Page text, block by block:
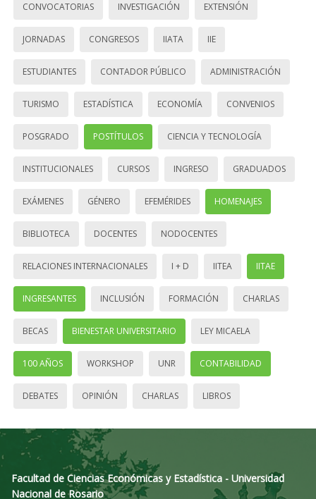
CONVOCATORIAS INVESTIGACIÓN EXTENSIÓN
JORNADAS CONGRESOS IIATA IIE
ESTUDIANTES CONTADOR PÚBLICO ADMINISTRACIÓN
TURISMO ESTADÍSTICA ECONOMÍA CONVENIOS
POSGRADO POSTÍTULOS CIENCIA Y TECNOLOGÍA
INSTITUCIONALES CURSOS INGRESO GRADUADOS
EXÁMENES GÉNERO EFEMÉRIDES HOMENAJES
BIBLIOTECA DOCENTES NODOCENTES
RELACIONES INTERNACIONALES I + D IITEA IITAE
INGRESANTES INCLUSIÓN FORMACIÓN CHARLAS
BECAS BIENESTAR UNIVERSITARIO LEY MICAELA
100 AÑOS WORKSHOP UNR CONTABILIDAD
DEBATES OPINIÓN CHARLAS LIBROS
Facultad de Ciencias Económicas y Estadística - Universidad
Nacional de Rosario